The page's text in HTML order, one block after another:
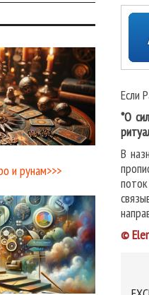
Если
*О
В
©
и рунам>>>